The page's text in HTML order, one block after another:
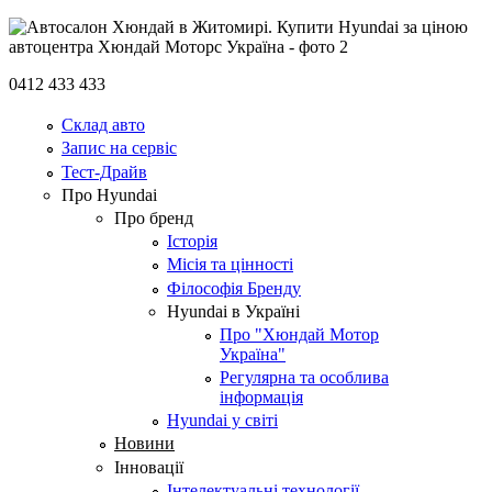
0412 433 433
Склад авто
Запис на сервіс
Тест-Драйв
Про Hyundai
Про бренд
Історія
Місія та цінності
Філософія Бренду
Hyundai в Україні
Про "Хюндай Мотор
Україна"
Регулярна та особлива
інформація
Hyundai у світі
Новини
Інновації